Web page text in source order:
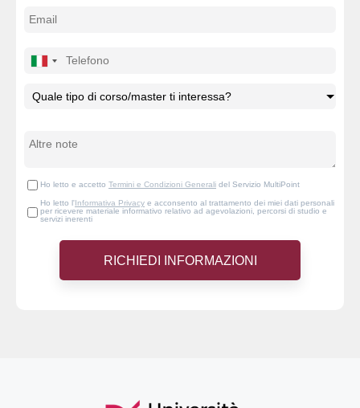
Ho letto e accetto Termini e Condizioni Generali del Servizio MultiPoint
Ho letto l'Informativa Privacy e acconsento al trattamento dei miei dati personali
per ricevere materiale informativo relativo ad agevolazioni, percorsi di studio e
servizi inerenti